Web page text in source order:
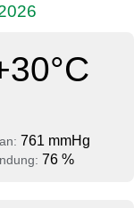
761 mmHg
76 %